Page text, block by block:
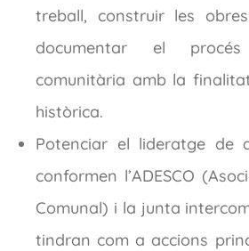
treball, construir les
documentar el
comunitària amb la
històrica.
Potenciar el lideratge de
conformen l’ADESCO
Comunal) i la junta
tindran com a accions